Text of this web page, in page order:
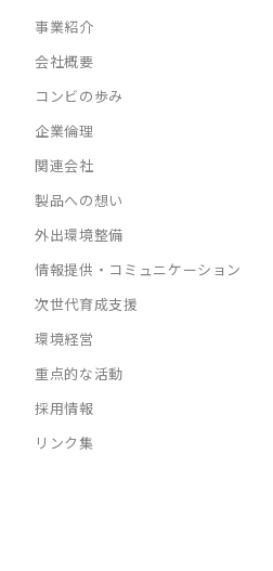
事業紹介
会社概要
コンビの歩み
企業倫理
関連会社
製品への想い
外出環境整備
情報提供・コミュニケーション
次世代育成支援
環境経営
重点的な活動
採用情報
リンク集